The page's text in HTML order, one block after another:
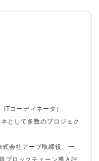
コーディネータ）
として多数のプロジェク
会社アープ取締役、一